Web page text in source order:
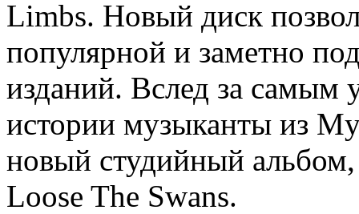
Limbs. Новый диск
популярной и заметно
изданий. Вслед за самым
истории музыканты из
новый студийный
Loose The Swans.